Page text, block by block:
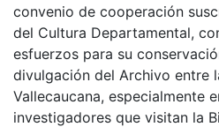
convenio de cooperación
del Cultura Departamental,
esfuerzos para su
divulgación del Archivo entre
Vallecaucana, especialmente
investigadores que visitan la